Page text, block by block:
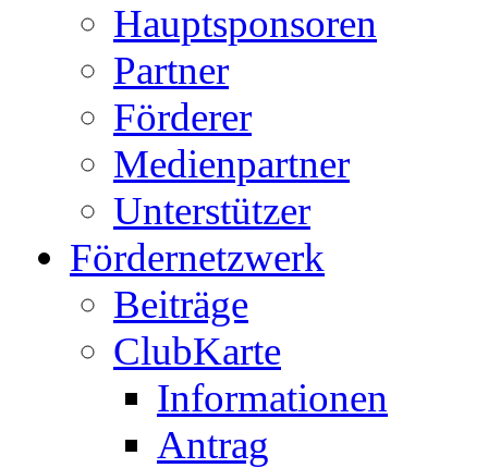
Hauptsponsoren
Partner
Förderer
Medienpartner
Unterstützer
Fördernetzwerk
Beiträge
ClubKarte
Informationen
Antrag